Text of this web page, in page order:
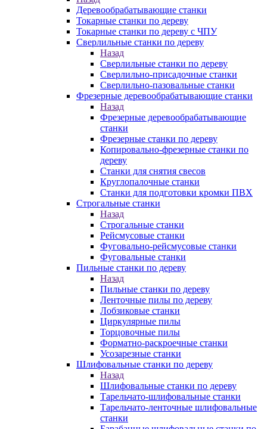
Деревообрабатывающие станки
Токарные станки по дереву
Токарные станки по дереву с ЧПУ
Сверлильные станки по дереву
Назад
Сверлильные станки по дереву
Сверлильно-присадочные станки
Сверлильно-пазовальные станки
Фрезерные деревообрабатывающие станки
Назад
Фрезерные деревообрабатывающие
станки
Фрезерные станки по дереву
Копировально-фрезерные станки по
дереву
Станки для снятия свесов
Круглопалочные станки
Станки для подготовки кромки ПВХ
Строгальные станки
Назад
Строгальные станки
Рейсмусовые станки
Фуговально-рейсмусовые станки
Фуговальные станки
Пильные станки по дереву
Назад
Пильные станки по дереву
Ленточные пилы по дереву
Лобзиковые станки
Циркулярные пилы
Торцовочные пилы
Форматно-раскроечные станки
Усозарезные станки
Шлифовальные станки по дереву
Назад
Шлифовальные станки по дереву
Тарельчато-шлифовальные станки
Тарельчато-ленточные шлифовальные
станки